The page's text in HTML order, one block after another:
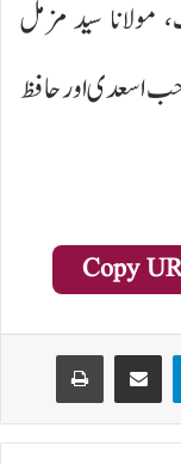
مولانا سید مزمل
اسعدی اور حافظ
Copy
Telegram